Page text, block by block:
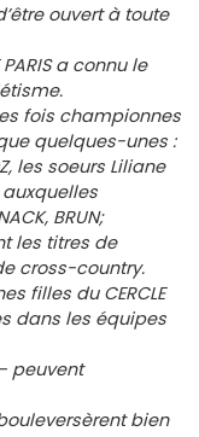
d’être ouvert à toute
PARIS a connu le
fois championnes
quelques-unes :
les soeurs Liliane
auxquelles
BRUN;
les titres de
cross-country.
filles du CERCLE
dans les équipes
peuvent
bien